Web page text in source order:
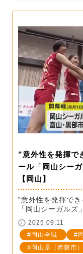
”意外性を発揮
ール「岡山シー
【岡山】
”意外性を発揮で
「岡山シーガルズ
2025.09.11
岡山全域
岡山県（赤磐市）